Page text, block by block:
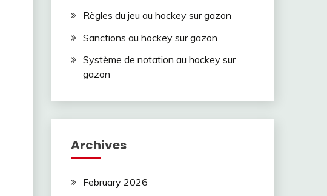
Règles du jeu au hockey sur gazon
Sanctions au hockey sur gazon
Système de notation au hockey sur
gazon
Archives
February 2026